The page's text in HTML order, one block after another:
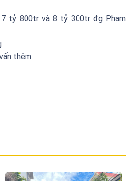
7 tỷ 800tr và 8 tỷ 300tr đg Phạm
thêm